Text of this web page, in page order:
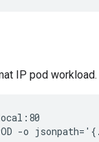
IP pod workload.
-o